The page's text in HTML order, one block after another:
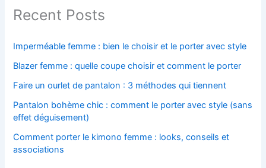
Recent Posts
Imperméable femme : bien le choisir et le porter avec style
Blazer femme : quelle coupe choisir et comment le porter
Faire un ourlet de pantalon : 3 méthodes qui tiennent
Pantalon bohème chic : comment le porter avec style (sans
effet déguisement)
Comment porter le kimono femme : looks, conseils et
associations